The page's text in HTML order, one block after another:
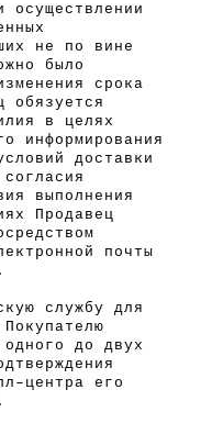
осуществлении
не по вине
было
срока
обязуется
в целях
информирования
доставки
выполнения
Продавец
почты
.
службу для
до двух
центра его